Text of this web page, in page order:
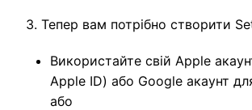
3. Тепер вам потрібно створити
Використайте свій Apple
Apple ID) або Google акаунт
або